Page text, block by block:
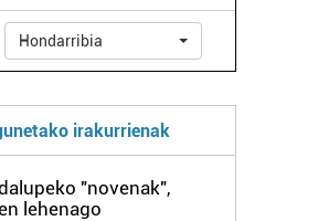
Hondarribia
irakurrienak
"novenak",
lehenago